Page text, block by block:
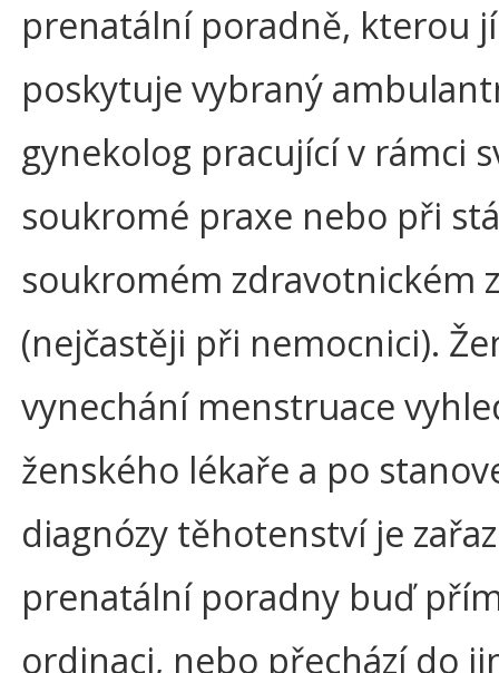
prenatální poradně, kterou jí
poskytuje vybraný
gynekolog pracující v rámci
soukromé praxe nebo při
soukromém zdravotnickém
(nejčastěji při nemocnici).
vynechání menstruace
ženského lékaře a po
diagnózy těhotenství je
prenatální poradny buď
ordinaci, nebo přechází do